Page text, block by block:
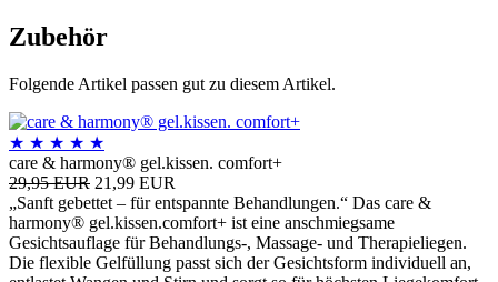
Zubehör
Folgende Artikel passen gut zu diesem Artikel.
★ ★ ★ ★ ★
care & harmony® gel.kissen. comfort+
29,95 EUR 21,99 EUR
„Sanft gebettet – für entspannte Behandlungen.“ Das care &
harmony® gel.kissen.comfort+ ist eine anschmiegsame
Gesichtsauflage für Behandlungs-, Massage- und Therapieliegen.
Die flexible Gelfüllung passt sich der Gesichtsform individuell an,